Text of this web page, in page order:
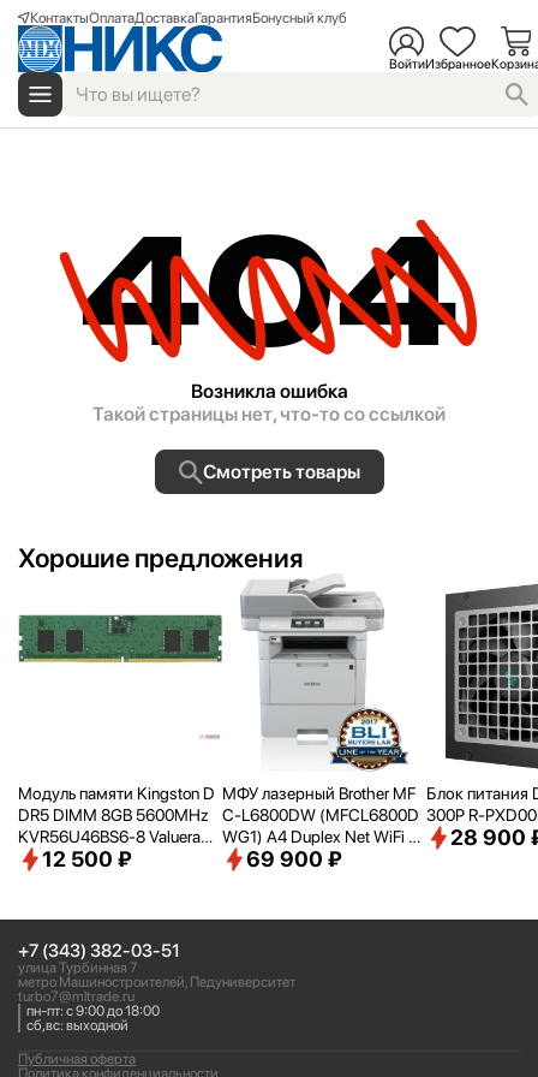
КонтактыОплатаДоставкаГарантияБонусный клуб
ВойтиИзбранное
404
Возникла ошибка
Такой страницы нет, что-то со ссылкой
Смотреть товары
Хорошие предложения
Модуль памяти Kingston D
DR5 DIMM 8GB 5600MHz
KVR56U46BS6-8 Valueram
RTL PC5-44800 CL46 288-
12 500 ₽
МФУ лазерный Brother MF
C-L6800DW (MFCL6800D
WG1) A4 Duplex Net WiFi се
рый69 900 ₽
Блок питания
300P R-
28 900
+7 (343) 382-03-51
улица Турбинная 7
метро Машиностроителей, Педуниверситет
turbo7@mltrade.ru
пн-пт: с 9:00 до 18:00
сб,вс: выходной
Политика конфиденциальности
Публичная оферта